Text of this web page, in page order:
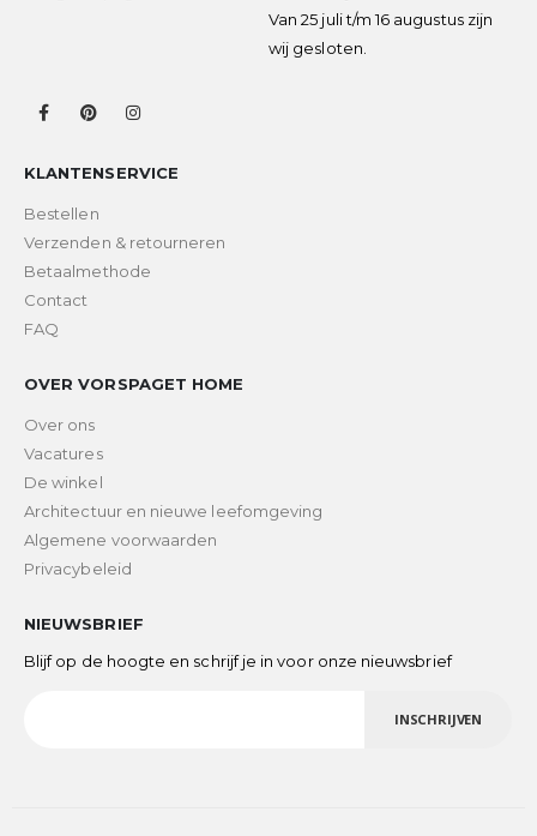
Van 25 juli t/m 16 augustus zijn
wij gesloten.
KLANTENSERVICE
Bestellen
Verzenden & retourneren
Betaalmethode
Contact
FAQ
OVER VORSPAGET HOME
Over ons
Vacatures
De winkel
Architectuur en nieuwe leefomgeving
Algemene voorwaarden
Privacybeleid
NIEUWSBRIEF
Blijf op de hoogte en schrijf je in voor onze nieuwsbrief
INSCHRIJVEN